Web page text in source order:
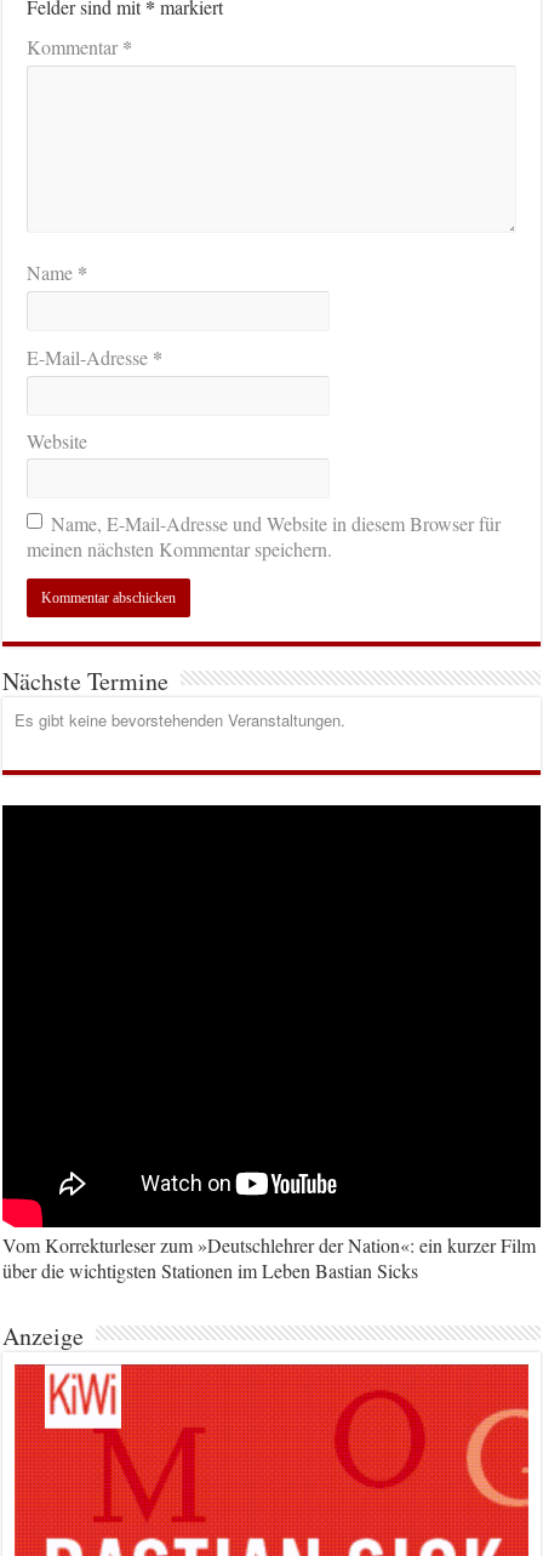
Felder sind mit* markiert
Kommentar*
Name *
E-Mail-Adresse *
Website
Name, E-Mail-Adresse und Website in diesem Browser für
meinen nächsten Kommentar speichern.
Nächste Termine
Es gibt keine bevorstehenden Veranstaltungen.
Vom Korrekturleser zum »Deutschlehrer der Nation«: ein kurzer Film
über die wichtigsten Stationen im Leben Bastian Sicks
Anzeige